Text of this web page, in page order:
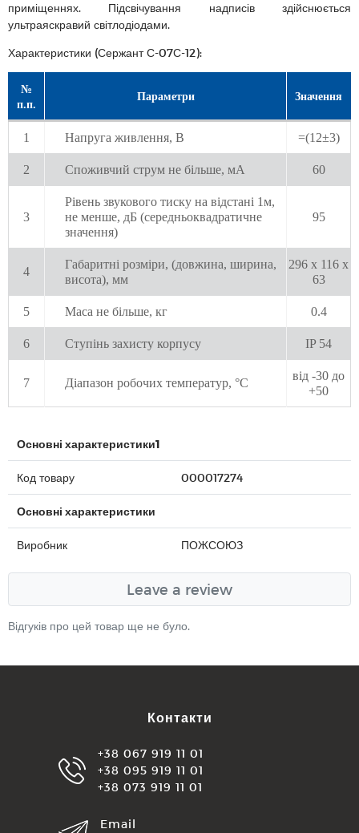
приміщеннях. Підсвічування надписів здійснюється
ультраяскравий світлодіодами.
Характеристики (Сержант С-07С-12):
№
п.п.
Параметри Значення
1 Напруга живлення, В =(12±3)
2 Споживчий струм не більше, мА 60
3
Рівень звукового тиску на відстані 1м,
не менше, дБ (середньоквадратичне
значення)
95
4
Габаритні розміри, (довжина, ширина,
висота), мм
296 х 116 х
63
5 Маса не більше, кг 0.4
6 Ступінь захисту корпусу IP 54
7 Діапазон робочих температур, °С
від -30 до
+50
Основні характеристики1
Код товару 000017274
Основні характеристики
Виробник ПОЖСОЮЗ
Leave a review
Відгуків про цей товар ще не було.
Контакти
+38 067 919 11 01
+38 095 919 11 01
+38 073 919 11 01
Email